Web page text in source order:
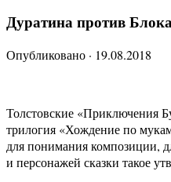
Дуратина против
Опубликовано · 19.08.2018
Толстовские «Приключения
трилогия «Хождение по
для понимания композиции,
и персонажей сказки такое